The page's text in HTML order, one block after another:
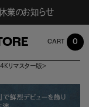
業のお知らせ
0
リマスター版＞